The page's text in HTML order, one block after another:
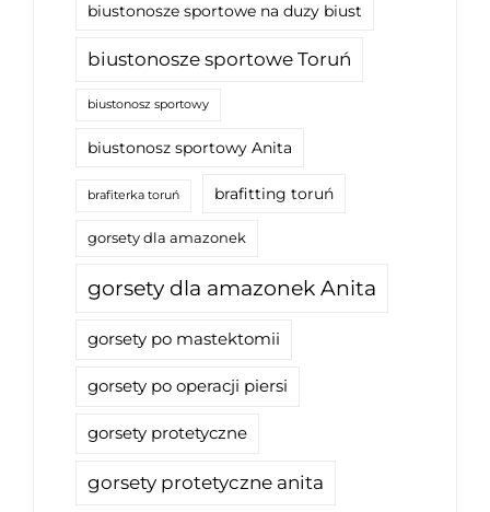
biustonosze sportowe na duzy biust
biustonosze sportowe Toruń
biustonosz sportowy
biustonosz sportowy Anita
brafiterka toruń brafitting toruń
gorsety dla amazonek
gorsety dla amazonek Anita
gorsety po mastektomii
gorsety po operacji piersi
gorsety protetyczne
gorsety protetyczne anita